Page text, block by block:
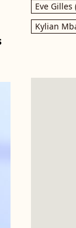
Eve Gilles
Kylian